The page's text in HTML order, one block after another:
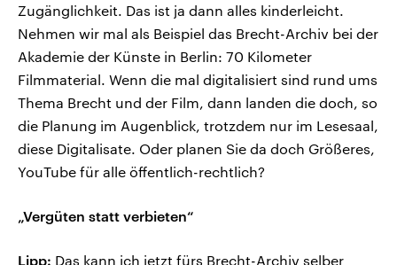
Zugänglichkeit. Das ist ja dann alles kinderleicht.
Nehmen wir mal als Beispiel das Brecht-Archiv bei der
Akademie der Künste in Berlin: 70 Kilometer
Filmmaterial. Wenn die mal digitalisiert sind rund ums
Thema Brecht und der Film, dann landen die doch, so
die Planung im Augenblick, trotzdem nur im Lesesaal,
diese Digitalisate. Oder planen Sie da doch Größeres,
YouTube für alle öffentlich-rechtlich?
„Vergüten statt verbieten“
Lipp: Das kann ich jetzt fürs Brecht-Archiv selber